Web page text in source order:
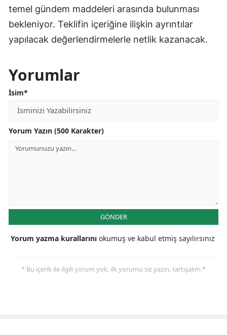
temel gündem maddeleri arasında bulunması
bekleniyor. Teklifin içeriğine ilişkin ayrıntılar
yapılacak değerlendirmelerle netlik kazanacak.
Yorumlar
İsim*
Yorum Yazın (500 Karakter)
GÖNDER
Yorum yazma kurallarını okumuş ve kabul etmiş sayılırsınız
* Bu içerik ile ilgili yorum yok, ilk yorumu siz yazın, tartışalım *